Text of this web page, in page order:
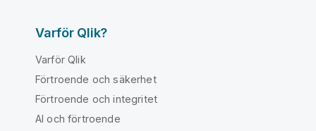
Varför Qlik?
Varför Qlik
Förtroende och säkerhet
Förtroende och integritet
AI och förtroende